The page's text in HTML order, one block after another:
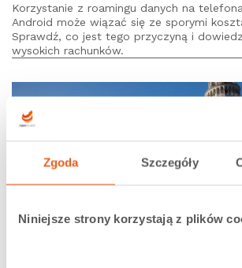
Zgoda Szczegóły
Niniejsze strony korzystają z plików
Korzystanie z roamingu danych na
Android może wiązać się ze sporymi
Sprawdź, co jest tego przyczyną i
wysokich rachunków.